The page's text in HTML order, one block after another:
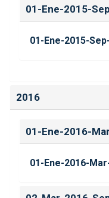
01-Ene-2015-
01-Ene-2015-
2016
01-Ene-2016-
01-Ene-2016-